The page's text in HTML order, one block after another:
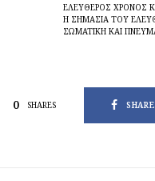
ΕΛΕΎΘΕΡΟΣ ΧΡΌΝΟΣ
Η ΣΗΜΑΣΊΑ ΤΟΥ
ΣΩΜΑΤΙΚΉ ΚΑΙ
0 SHARES SHARE